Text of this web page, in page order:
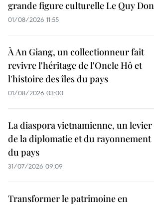
grande figure culturelle Le Quy Don
01/08/2026 11:55
À An Giang, un collectionneur fait
revivre l'héritage de l'Oncle Hô et
l'histoire des îles du pays
01/08/2026 03:00
La diaspora vietnamienne, un levier
de la diplomatie et du rayonnement
du pays
31/07/2026 09:09
Transformer le patrimoine en